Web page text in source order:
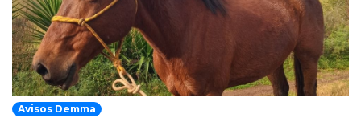
Avisos Demma